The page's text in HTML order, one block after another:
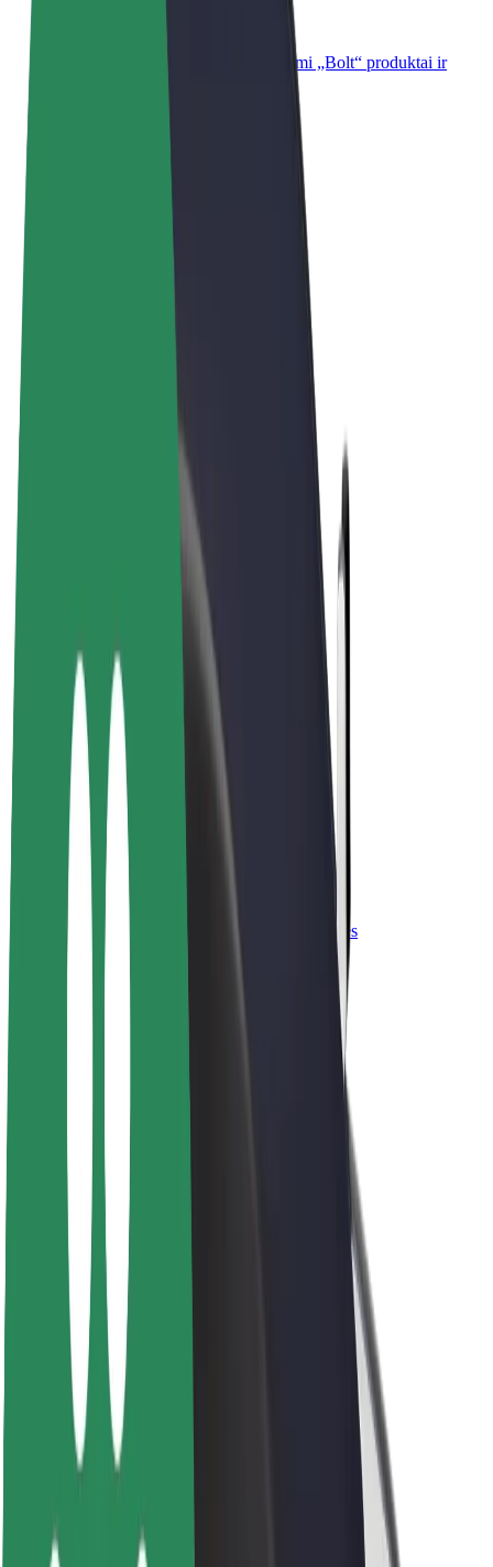
Atskirų įmonių poreikiams pritaikomi „Bolt“ produktai ir
El. dviračiai
„Bolt Plus“
Užsidirbkite su „Bolt“
Vairuotojai
Vairuotojo pajamos
Kurjeriai
Kurjerio pajamos
„Bolt Food“ restoranai ir parduotuvės
„Bolt“ tvarumo politika
Projektas „Zero“
Tinklaraštis
Naujienų centras
Prekių ženklo gairės
Misija
Investuotojams
Vadovybė
Prekės ženklas
„Urban Fund“